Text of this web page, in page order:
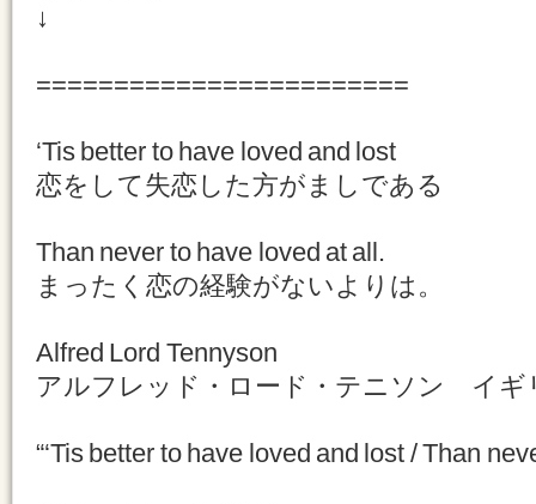
↓
========================
‘Tis better to have loved and lost
恋をして失恋した方がましである
Than never to have loved at all.
まったく恋の経験がないよりは。
Alfred Lord Tennyson
アルフレッド・ロード・テニソン イギ
“‘Tis better to have loved and lost / Than